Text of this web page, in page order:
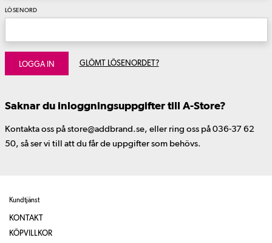
LÖSENORD
LOGGA IN GLÖMT LÖSENORDET?
Saknar du inloggningsuppgifter till A-Store?
Kontakta oss på store@addbrand.se, eller ring oss på 036-37 62
50, så ser vi till att du får de uppgifter som behövs.
Kundtjänst
KONTAKT
KÖPVILLKOR